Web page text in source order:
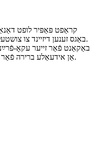
קראַפט פּאַפּיר לופט
באַגס זענען דיזיינד צו צושטעלן ויסגעצייכנט קישן און סטאַביליזאַציע אין שיפּינג קאַנטיינערז. די באַגס זענען ינפלייט מיט לופט צו פּלאָמבירן ליידיק ספּייסאַז, פּרעווענטינג די רירן אָדער שעדיקן פון סחורות בעשאַס טראַנספּאָרט.
באַקאַנט פֿאַר זייער עקאָ-
אַן אידעאַלע ברירה פֿאַר זיכערן אַ ברייטע קייט פון פּראָדוקטן, פֿון שוואַכע זאַכן ביז שווערע מאַשינערי. די באַגס זענען גרינג צו אויפֿבלאָזן און אָפּצולאָזן, וואָס גאַראַנטירט עפֿעקטיווקייט אין פּאַקינג און אויספּאַקן פּראָצעסן.